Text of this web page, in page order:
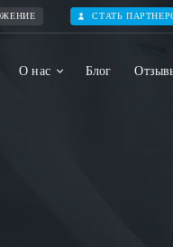
СТАТЬ
О нас Блог